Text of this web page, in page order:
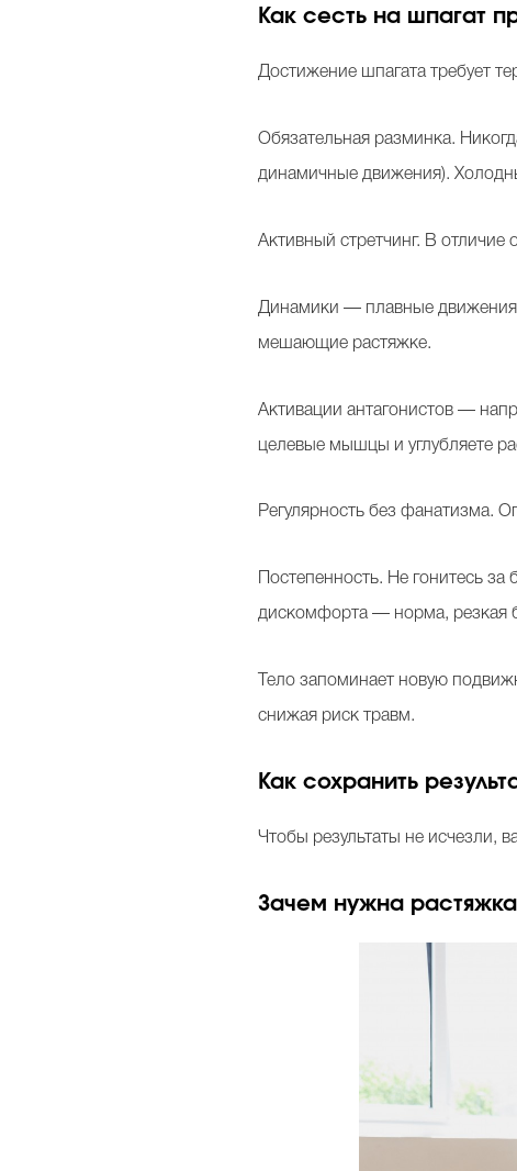
Как сесть на шпагат
Достижение шпагата требует
Обязательная разминка.
динамичные движения).
Активный стретчинг. В отличие
Динамики — плавные движения
мешающие растяжке.
Активации антагонистов —
целевые мышцы и углубляете
Регулярность без фанатизма.
Постепенность. Не гонитесь
дискомфорта — норма, резкая
Тело запоминает новую
снижая риск травм.
Как сохранить
Чтобы результаты не исчезли,
Зачем нужна